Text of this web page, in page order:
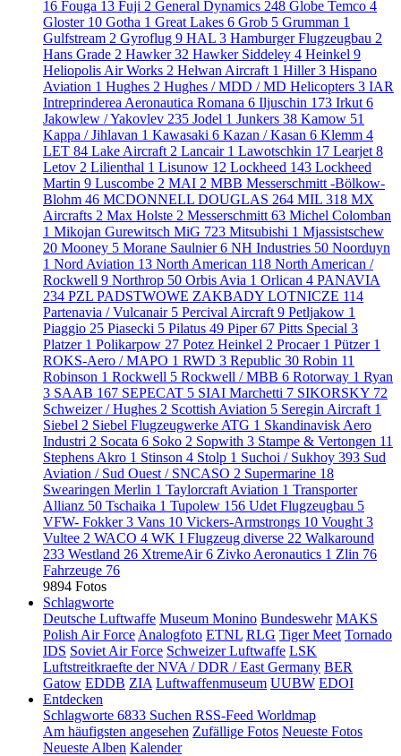
16 Fouga 13 Fuji 2 General Dynamics 248 Globe Temco 4
Gloster 10 Gotha 1 Great Lakes 6 Grob 5 Grumman 1
Gulfstream 2 Gyroflug 9 HAL 3 Hamburger Flugzeugbau 2
Hans Grade 2 Hawker32 Hawker Siddeley 4 Heinkel 9
Heliopolis Air Works 2 Helwan Aircraft 1 Hiller3 Hispano
Aviation 1 Hughes 2 Hughes / MDD / MD Helicopters 3 IAR
Intreprinderea Aeronautica Romana 6 Iljuschin 173 Irkut 6
Jakowlew / Yakovlev 235 Jodel 1 Junkers 38 Kamow 51
Kappa / Jihlavan 1 Kawasaki 6 Kazan / Kasan 6 Klemm 4
LET 84 Lake Aircraft 2 Lancair 1 Lawotschkin 17 Learjet 8
Letov 2 Lilienthal 1 Lisunow 12 Lockheed 143 Lockheed
Martin 9 Luscombe 2 MAI 2 MBB Messerschmitt -Bölkow-
Blohm 46 MCDONNELL DOUGLAS 264 MIL 318 MX
Aircrafts 2 Max Holste 2 Messerschmitt 63 Michel Colomban
1 Mikojan Gurewitsch MiG 723 Mitsubishi 1 Mjassistschew
20 Mooney 5 Morane Saulnier6 NH Industries 50 Noorduyn
1 Nord Aviation 13 North American 118 North American /
Rockwell 9 Northrop 50 Orbis Avia 1 Orlican 4 PANAVIA
234 PZL PADSTWOWE ZAKBADY LOTNICZE 114
Partenavia / Vulcanair 5 Percival Aircraft 9 Petljakow 1
Piaggio 25 Piasecki 5 Pilatus 49 Piper67 Pitts Special 3
Platzer 1 Polikarpow 27 Potez Heinkel 2 Procaer 1 Pützer 1
ROKS-Aero / MAPO 1 RWD 3 Republic 30 Robin 11
Robinson 1 Rockwell 5 Rockwell / MBB 6 Rotorway 1 Ryan
3 SAAB 167 SEPECAT 5 SIAI Marchetti 7 SIKORSKY 72
Schweizer / Hughes 2 Scottish Aviation 5 Seregin Aircraft 1
Siebel 2 Siebel Flugzeugwerke ATG 1 Skandinavisk Aero
Industri 2 Socata 6 Soko 2 Sopwith 3 Stampe & Vertongen 11
Stephens Akro 1 Stinson 4 Stolp 1 Suchoi / Sukhoy 393 Sud
Aviation / Sud Ouest / SNCASO 2 Supermarine 18
Swearingen Merlin 1 Taylorcraft Aviation 1 Transporter
Allianz 50 Tschaika 1 Tupolew 156 Udet Flugzeugbau 5
VFW- Fokker3 Vans 10 Vickers-Armstrongs 10 Vought 3
Vultee 2 WACO 4 WK I Flugzeug diverse 22 Walkaround
233 Westland 26 XtremeAir6 Zivko Aeronautics 1 Zlin 76
Fahrzeuge 76
9894 Fotos
Schlagworte
Deutsche Luftwaffe Museum Monino Bundeswehr MAKS
Polish Air Force Analogfoto ETNL RLG Tiger Meet Tornado
IDS Soviet Air Force Schweizer Luftwaffe LSK
Luftstreitkraefte der NVA / DDR / East Germany BER
Gatow EDDB ZIA Luftwaffenmuseum UUBW EDOI
Entdecken
Schlagworte 6833 Suchen RSS-Feed Worldmap
Am häufigsten angesehen Zufällige Fotos Neueste Fotos
Neueste Alben Kalender